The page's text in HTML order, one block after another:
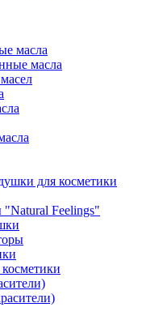
масла
масла
для косметики
Feelings"